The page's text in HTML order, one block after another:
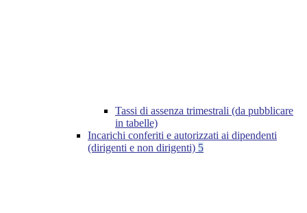
Tassi di assenza trimestrali (da pubblicare
in tabelle)
Incarichi conferiti e autorizzati ai dipendenti
(dirigenti e non dirigenti) 5